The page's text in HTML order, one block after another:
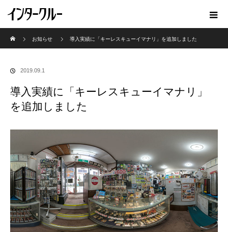
お知らせ
導入実績に「キーレスキューイマナリ」を追加しました
2019.09.1
導入実績に「キーレスキューイマナリ」
を追加しました